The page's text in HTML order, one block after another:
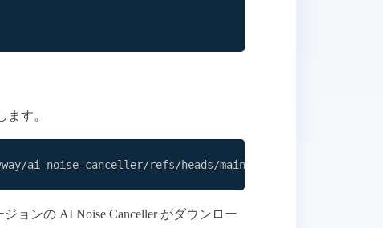
す。
ai-noise-canceller/refs/heads/main/tools/ios/
ョンの AI Noise Canceller がダウンロー